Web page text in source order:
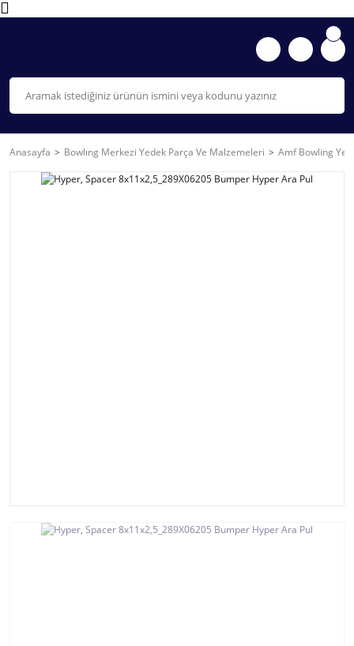
Anasayfa Bowlıng Merkezi Yedek Parça Ve Malzemeleri Amf Bowling